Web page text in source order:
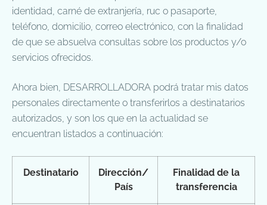
identidad, carné de extranjería, ruc o pasaporte,
teléfono, domicilio, correo electrónico, con la finalidad
de que se absuelva consultas sobre los productos y/o
servicios ofrecidos.
Ahora bien, DESARROLLADORA podrá tratar mis datos
personales directamente o transferirlos a destinatarios
autorizados, y son los que en la actualidad se
encuentran listados a continuación:
Destinatario
Dirección/
País
Finalidad de la
transferencia